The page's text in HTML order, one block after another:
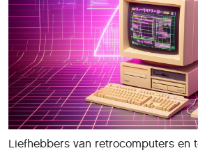
Liefhebbers van retrocomputers en